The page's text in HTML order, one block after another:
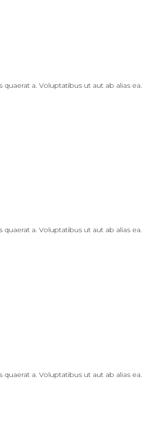
a. Voluptatibus ut aut ab alias ea.
a. Voluptatibus ut aut ab alias ea.
a. Voluptatibus ut aut ab alias ea.